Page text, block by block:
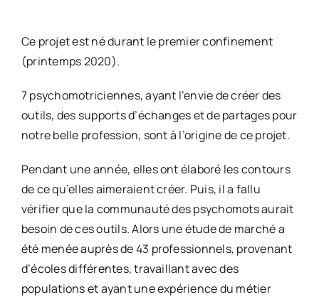
Ce projet est né durant le premier confinement
(printemps 2020).
7 psychomotriciennes, ayant l’envie de créer des
outils, des supports d’échanges et de partages pour
notre belle profession, sont à l’origine de ce projet.
Pendant une année, elles ont élaboré les contours
de ce qu’elles aimeraient créer. Puis, il a fallu
vérifier que la communauté des psychomots aurait
besoin de ces outils. Alors une étude de marché a
été menée auprès de 43 professionnels, provenant
d’écoles différentes, travaillant avec des
populations et ayant une expérience du métier